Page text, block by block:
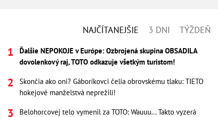
NAJČÍTANEJŠIE 3 DNI TÝŽDEŇ
Ďalšie NEPOKOJE v Európe: Ozbrojená skupina OBSADILA
dovolenkový raj, TOTO odkazuje všetkým turistom!
Skončia ako oni? Gáboríkovci čelia obrovskému tlaku: TIETO
hokejové manželstvá neprežili!
Belohorcovej telo vymenil za TOTO: Wauuu... Takto vyzerá